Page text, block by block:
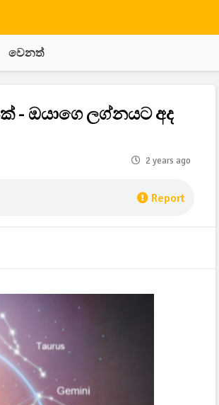
වෙනත්
- ඔයාගෙ ලග්නයට අද
2 years ago
Report